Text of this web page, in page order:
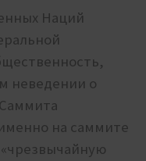
Наций
неведении о
на саммите